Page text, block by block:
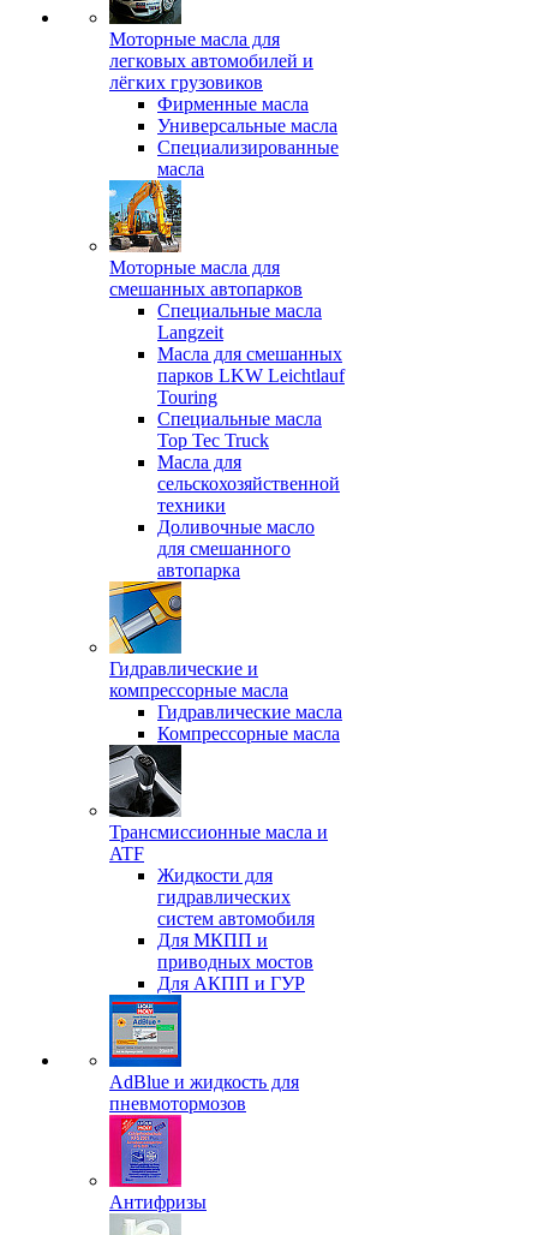
Моторные масла для
легковых автомобилей и
лёгких грузовиков
Фирменные масла
Универсальные масла
Специализированные
масла
Моторные масла для
смешанных автопарков
Специальные масла
Langzeit
Масла для смешанных
парков LKW Leichtlauf
Touring
Специальные масла
Top Tec Truck
Масла для
сельскохозяйственной
техники
Доливочные масло
для смешанного
автопарка
Гидравлические и
компрессорные масла
Гидравлические масла
Компрессорные масла
Трансмиссионные масла и
ATF
Жидкости для
гидравлических
систем автомобиля
Для МКПП и
приводных мостов
Для АКПП и ГУР
AdBlue и жидкость для
пневмотормозов
Антифризы